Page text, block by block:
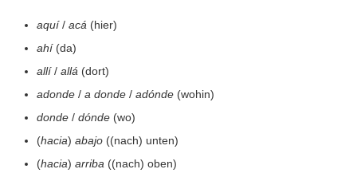
aquí/ acá (hier)
ahí(da)
allí/ allá (dort)
adonde / a donde / adónde (wohin)
donde / dónde (wo)
(hacia) abajo ((nach) unten)
(hacia) arriba ((nach) oben)